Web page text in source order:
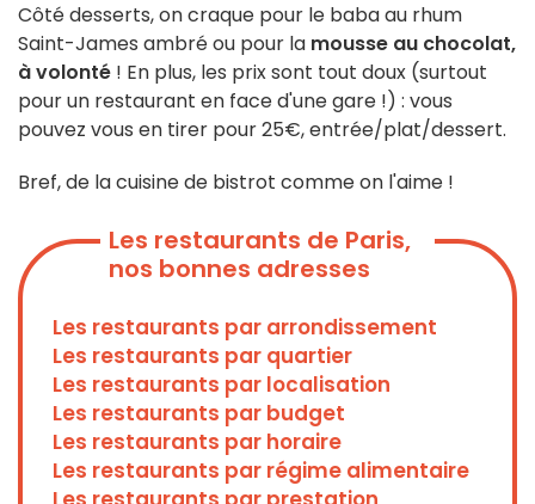
Côté desserts, on craque pour le baba au rhum
Saint-James ambré ou pour la mousse au chocolat,
à volonté ! En plus, les prix sont tout doux (surtout
pour un restaurant en face d'une gare !) : vous
pouvez vous en tirer pour 25€, entrée/plat/dessert.
Bref, de la cuisine de bistrot comme on l'aime !
Les restaurants de Paris,
nos bonnes adresses
Les restaurants par arrondissement
Les restaurants par quartier
Les restaurants par localisation
Les restaurants par budget
Les restaurants par horaire
Les restaurants par régime alimentaire